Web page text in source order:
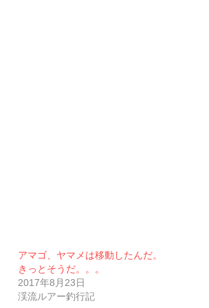
アマゴ、ヤマメは移動したんだ。
きっとそうだ。。。
2017年8月23日
渓流ルアー釣行記